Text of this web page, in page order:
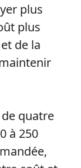
plus
plus
de la
quatre
à 250